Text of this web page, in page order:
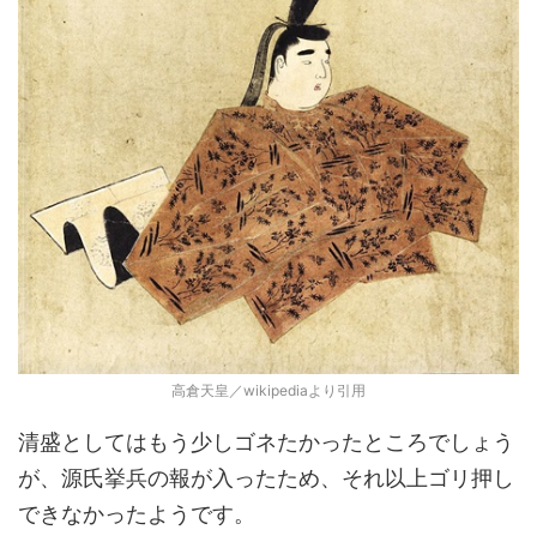
高倉天皇／wikipediaより引用
清盛としてはもう少しゴネたかったところでしょう
が、源氏挙兵の報が入ったため、それ以上ゴリ押し
できなかったようです。